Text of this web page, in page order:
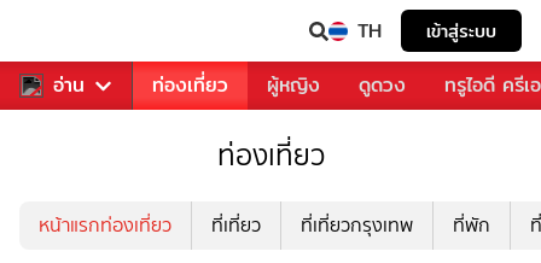
TH เข้าสู่ระบบ
อ่าน
ลง อาหาร ท่องเที่ยว ผู้หญิง ดูดวง ทรูไอดี ครีเ
ท่องเที่ยว
หน้าแรกท่องเที่ยว ที่เที่ยว ที่เที่ยวกรุงเทพ ที่พัก